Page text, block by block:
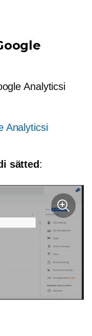
Analyticsi
Analyticsi
sätted: